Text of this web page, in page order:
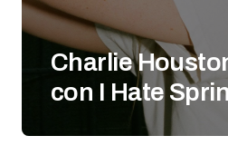
Charlie
con I Hate